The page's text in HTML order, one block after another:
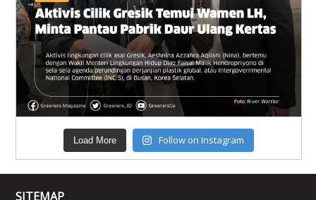
Load More Follow on Instagram
SITEMAP